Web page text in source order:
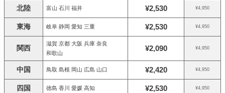
北陸 富山 石川 福井 ¥2,530 ¥4,950
東海 岐阜 静岡 愛知 三重 ¥2,530 ¥4,950
関西
滋賀 京都 大阪 兵庫 奈良
和歌山
¥2,090 ¥4,950
中国 鳥取 島根 岡山 広島 山口 ¥2,420 ¥4,950
四国 徳島 香川 愛媛 高知 ¥2,530 ¥4,950